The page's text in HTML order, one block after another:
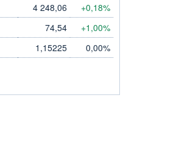
4 248,06 +0,18%
74,54 +1,00%
1,15225 0,00%